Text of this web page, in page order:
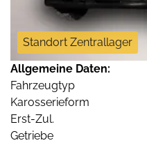
Standort Zentrallager
Allgemeine Daten:
Fahrzeugtyp
Karosserieform
Erst-Zul.
Getriebe